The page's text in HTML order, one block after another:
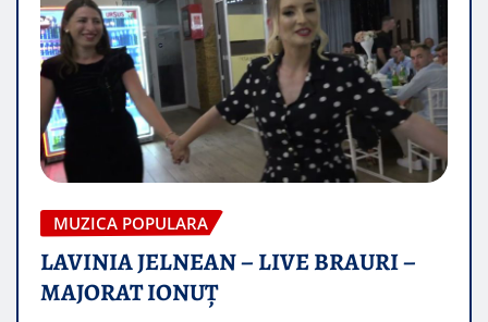
MUZICA POPULARA
LAVINIA JELNEAN – LIVE BRAURI –
MAJORAT IONUŢ